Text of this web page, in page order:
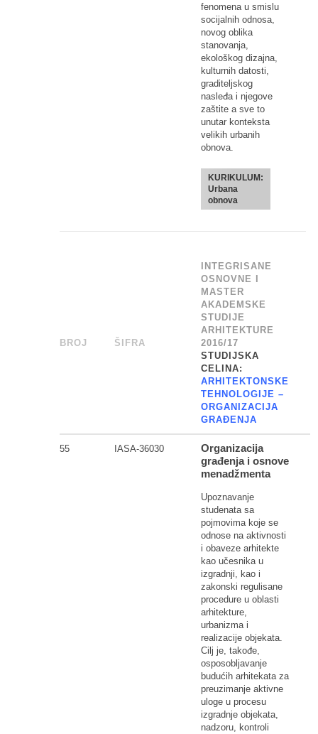
fenomena u smislu
socijalnih odnosa,
novog oblika
stanovanja,
ekološkog dizajna,
kulturnih datosti,
graditeljskog
nasleđa i njegove
zaštite a sve to
unutar konteksta
velikih urbanih
obnova.
KURIKULUM:
Urbana
obnova
BROJ ŠIFRA
INTEGRISANE
OSNOVNE I
MASTER
AKADEMSKE
STUDIJE
ARHITEKTURE
2016/17
STUDIJSKA
CELINA:
ARHITEKTONSKE
TEHNOLOGIJE –
ORGANIZACIJA
GRAĐENJA
55 IASA-36030
Organizacija
građenja i osnove
menadžmenta
Upoznavanje
studenata sa
pojmovima koje se
odnose na aktivnosti
i obaveze arhitekte
kao učesnika u
izgradnji, kao i
zakonski regulisane
procedure u oblasti
arhitekture,
urbanizma i
realizacije objekata.
Cilj je, takođe,
osposobljavanje
budućih arhitekata za
preuzimanje aktivne
uloge u procesu
izgradnje objekata,
nadzoru, kontroli